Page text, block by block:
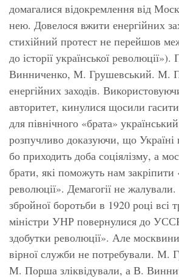
домагалися відокремлення від
нею. Довелося вжити енергійних
стихійний протест не перейшов
до історії української
Винниченко, М. Грушевський. М.
енергійних заходів.
авторитет, кинулися щосили
для північного «брата»
розпучливо доказуючи, що Україні
бо приходить доба соціялізму, а
брати, які поможуть нам закріпити
революції». Демагогії не
збройної боротьби в 1920 році всі
міністри УНР повернулися до
здобутки революції». Але москвини
вірної служби не потребували. М.
М. Порша зліквідували, а В.